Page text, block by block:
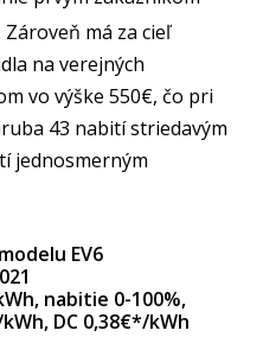
má za cieľ
na verejných
vo výške 550€, čo pri
43 nabití striedavým
jednosmerným
EV6
nabitie 0-100%,
DC 0,38€*/kWh